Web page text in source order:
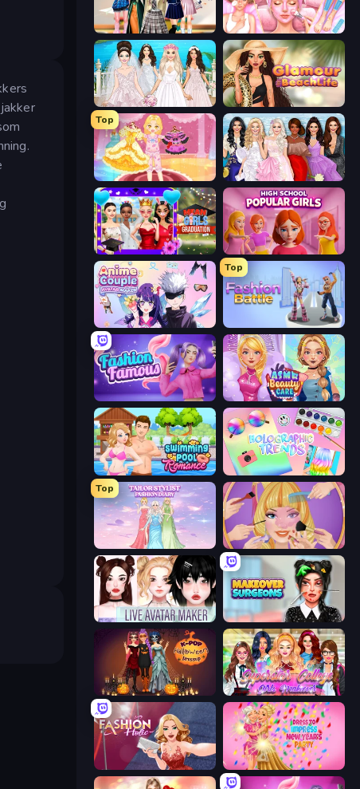
Back To School: Uniforms Edition BFF Makeover - Spa & Dress Up
Model Wedding Glamour Beach Life
Top
Royal Glow Princess Makeover Model Dress Up Girl
Mean Girls Graduation Day
Anime Couple: Avatar Maker
Top
Fashion Battle
Fashion Famous ASMR Beauty Care
Swimming Pool Romance Holographic Trends
Top
Tailor Stylist: Fashion Diary Extreme Makeover
Live Avatar Maker: Girls Makeover Surgeons
Superstar College Girls Makeover
Fashion Holic Dress To Impress: New Year's Party